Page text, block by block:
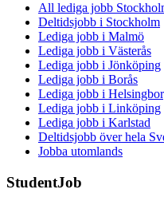
All lediga jobb
Deltidsjobb i Stockholm
Lediga jobb i Malmö
Lediga jobb i Västerås
Lediga jobb i Jönköping
Lediga jobb i Borås
Lediga jobb i
Lediga jobb i Linköping
Lediga jobb i Karlstad
Deltidsjobb över hela
Jobba utomlands
StudentJob